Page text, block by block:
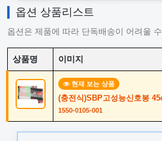
옵션 상품리스트
옵션은 제품에 따라 단독배송이 어려울
상품명 이미지
현재 보는 상품
(충전식)SBP고성능신호봉
1550-0105-001